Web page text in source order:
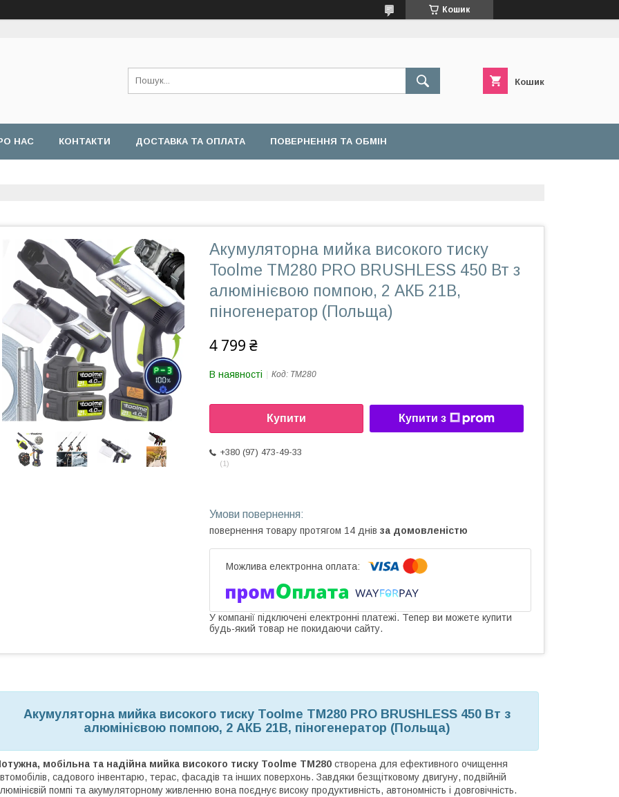
Кошик
Кошик
НАС КОНТАКТИ ДОСТАВКА ТА ОПЛАТА ПОВЕРНЕННЯ ТА ОБМІН
Акумуляторна мийка високого тиску
Toolme TM280 PRO BRUSHLESS 450 Вт з
алюмінієвою помпою, 2 АКБ 21В,
піногенератор (Польща)
4 799 ₴
В наявності Код: TM280
Купити Купити з
+380 (97) 473-49-33
1
повернення товару протягом 14 днів за домовленістю
У компанії підключені електронні платежі. Тепер ви можете купити
будь-який товар не покидаючи сайту.
Акумуляторна мийка високого тиску Toolme TM280 PRO BRUSHLESS 450 Вт з
алюмінієвою помпою, 2 АКБ 21В, піногенератор (Польща)
мобільна та надійна мийка високого тиску Toolme TM280 створена для ефективного очищення
садового інвентарю, терас, фасадів та інших поверхонь. Завдяки безщітковому двигуну, подвійній
помпі та акумуляторному живленню вона поєднує високу продуктивність, автономність і довговічність.